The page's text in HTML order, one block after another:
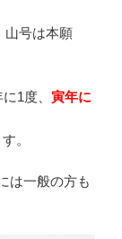
山号は本願
1度、 寅年に
。
は一般の方も